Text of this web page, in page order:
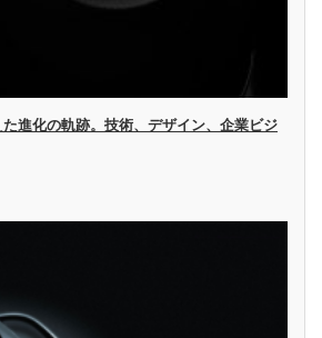
た進化の軌跡。技術、デザイン、企業ビジ